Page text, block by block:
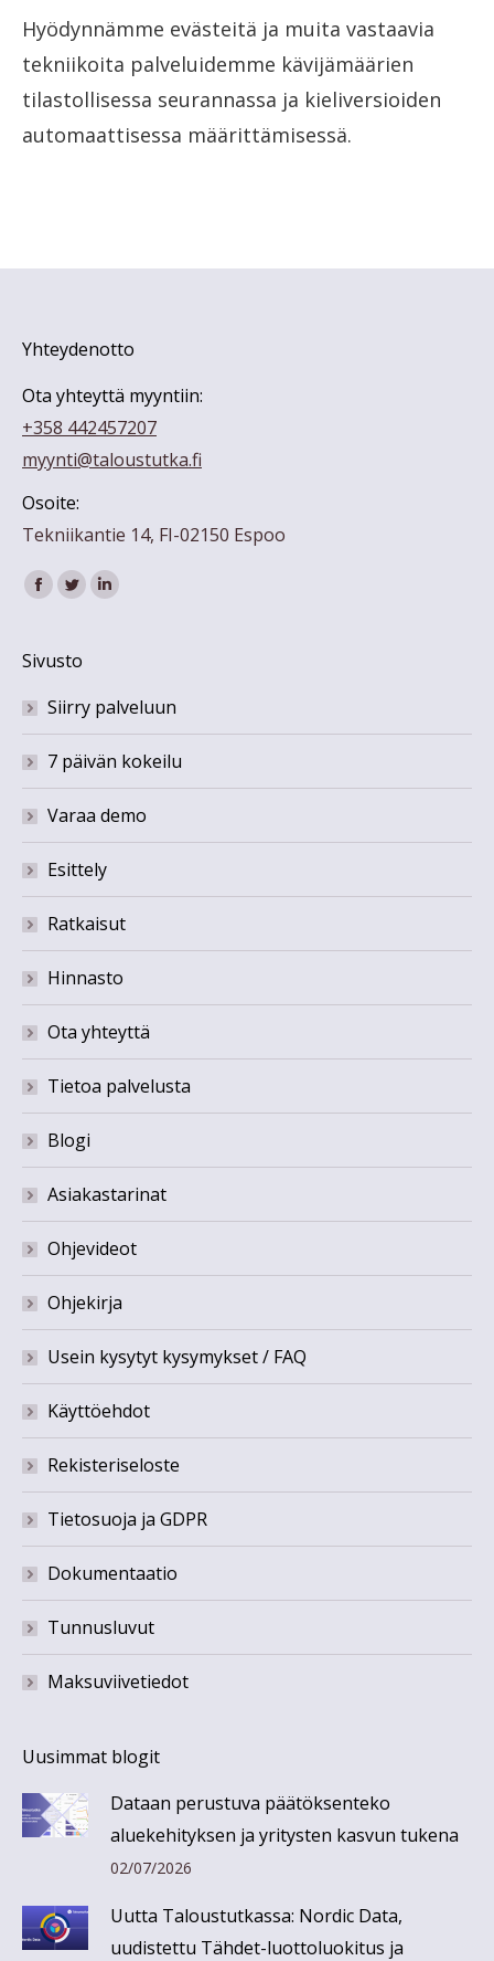
Hyödynnämme evästeitä ja muita vastaavia
tekniikoita palveluidemme kävijämäärien
tilastollisessa seurannassa ja kieliversioiden
automaattisessa määrittämisessä.
Yhteydenotto
Ota yhteyttä myyntiin:
+358 442457207
myynti@taloustutka.fi
Osoite:
Tekniikantie 14, FI-02150 Espoo
Find us on:
Facebook
TwitterLinkedin
Sivusto
Siirry palveluun
7 päivän kokeilu
Varaa demo
Esittely
Ratkaisut
Hinnasto
Ota yhteyttä
Tietoa palvelusta
Blogi
Asiakastarinat
Ohjevideot
Ohjekirja
Usein kysytyt kysymykset / FAQ
Käyttöehdot
Rekisteriseloste
Tietosuoja ja GDPR
Dokumentaatio
Tunnusluvut
Maksuviivetiedot
Uusimmat blogit
Dataan perustuva päätöksenteko
aluekehityksen ja yritysten kasvun tukena
02/07/2026
Uutta Taloustutkassa: Nordic Data,
uudistettu Tähdet-luottoluokitus ja